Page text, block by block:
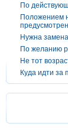
По
Положением
Нужна замена
По желанию
Не тот
Куда идти за